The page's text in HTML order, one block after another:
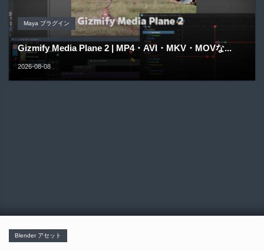
Maya プラグイン
Gizmify Media Plane 2 | MP4・AVI・MKV・MOVな...
2026-08-08
Unreal Engine アセット
Material Parameter Manager | Unreal Engi...
2026-08-07
Unreal Engine アセット
Pipe It | 直感的にパイプ形状を構築出来るUnreal Engine
5...
2026-08-05
Unreal Engine アセット
Directive Utilities | ブループリントライブラリやエディタ
ス...
2026-08-03
Unityエフェクトレシピブック パーツを組み合わせて作れ
る | ktk.kum...
2026-08-03
Blender アセット